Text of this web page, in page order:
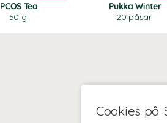
Cookies på
PCOS Tea
50 g
Pukka Winter
20 påsar